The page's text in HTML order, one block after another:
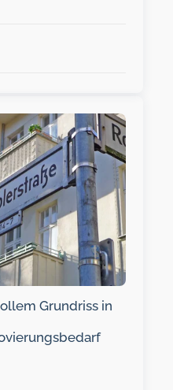
Grundriss in